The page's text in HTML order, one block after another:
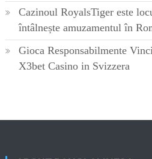
Cazinoul RoyalsTiger este
întâlnește amuzamentul în
Gioca Responsabilmente
X3bet Casino in Svizzera